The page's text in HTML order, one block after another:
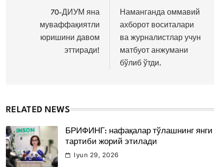
menyusi70-ДИУМ яна
муваффақиятли
юришини давом
эттиради!
Наманганда оммавий
ахборот воситалари
ва журналистлар учун
матбуот анжумани
бўлиб ўтди.
RELATED NEWS
БРИФИНГ: нафақалар тўлашнинг янги
тартиби жорий этилади
Iyun 29, 2026